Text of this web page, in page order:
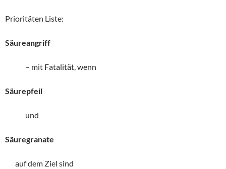
Prioritäten Liste:
Säureangriff
– mit Fatalität, wenn
Säurepfeil
und
Säuregranate
auf dem Ziel sind